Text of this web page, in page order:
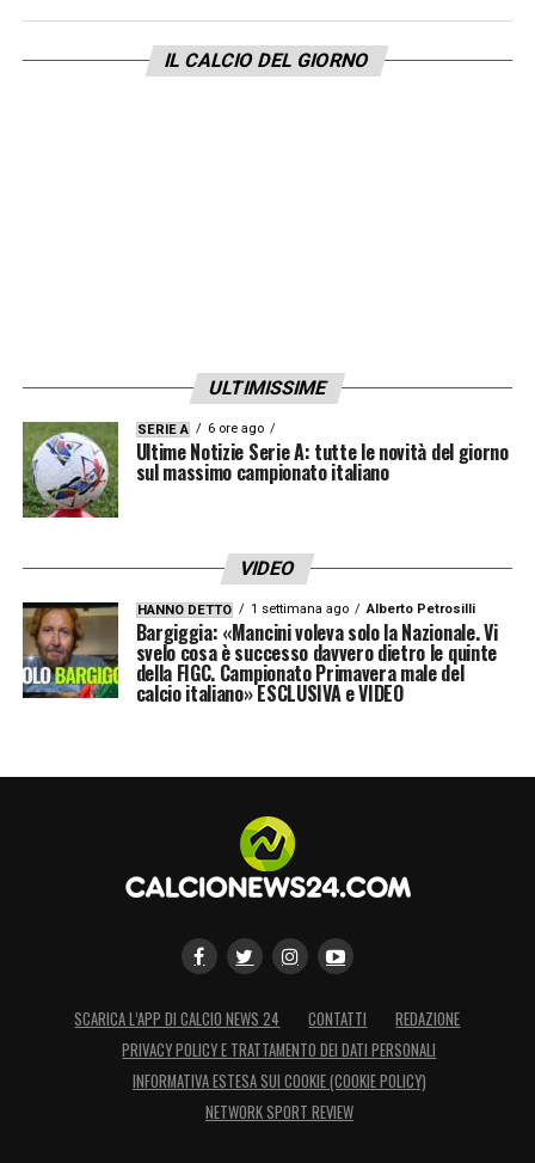
IL CALCIO DEL GIORNO
ULTIMISSIME
SERIE A 6 ore ago
Ultime Notizie Serie A: tutte le novità del giorno
sul massimo campionato italiano
VIDEO
HANNO DETTO 1 settimana ago Alberto Petrosilli
Bargiggia: «Mancini voleva solo la Nazionale. Vi
svelo cosa è successo davvero dietro le quinte
della FIGC. Campionato Primavera male del
calcio italiano» ESCLUSIVA e VIDEO
SCARICA L’APP DI CALCIO NEWS 24 CONTATTI
REDAZIONE
PRIVACY POLICY E TRATTAMENTO DEI DATI PERSONALI
INFORMATIVA ESTESA SUI COOKIE (COOKIE POLICY)
NETWORK SPORT REVIEW